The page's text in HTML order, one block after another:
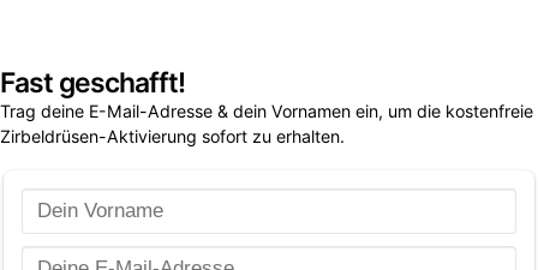
Fast geschafft!
Trag deine E-Mail-Adresse & dein Vornamen ein, um die kostenfreie
Zirbeldrüsen-Aktivierung sofort zu erhalten.